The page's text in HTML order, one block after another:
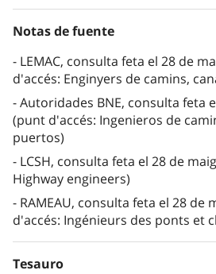
Notas de fuente
LEMAC, consulta feta el 28 de
d'accés: Enginyers de camins,
Autoridades BNE, consulta feta
(punt d'accés: Ingenieros de
puertos)
LCSH, consulta feta el 28 de
Highway engineers)
RAMEAU, consulta feta el 28 de
d'accés: Ingénieurs des ponts et
Tesauro